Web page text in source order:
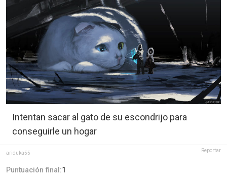
Intentan sacar al gato de su escondrijo para
conseguirle un hogar
ariduka55 Reportar
Puntuación final:1